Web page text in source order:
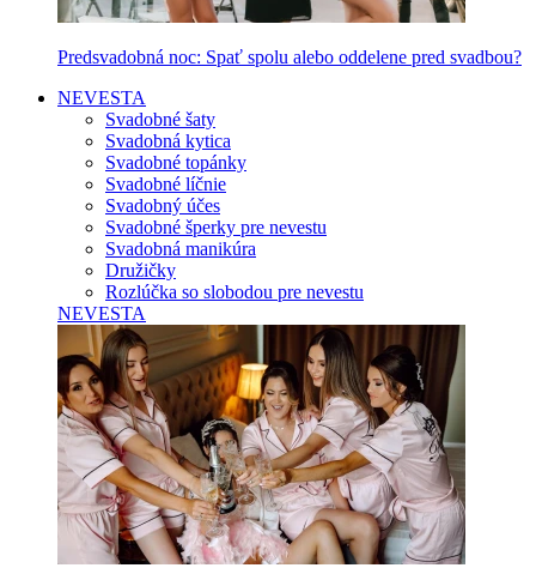
Predsvadobná noc: Spať spolu alebo oddelene pred svadbou?
NEVESTA
Svadobné šaty
Svadobná kytica
Svadobné topánky
Svadobné líčnie
Svadobný účes
Svadobné šperky pre nevestu
Svadobná manikúra
Družičky
Rozlúčka so slobodou pre nevestu
NEVESTA